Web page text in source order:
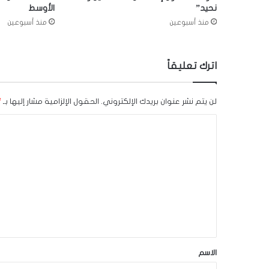
نحيد”
منذ أسبوعين
الأوسط
منذ أسبوعين
اترك تعليقاً
لن يتم نشر عنوان بريدك الإلكتروني. الحقول الإلزامية مشار إليها بـ
*
الاسم